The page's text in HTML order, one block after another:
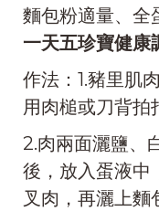
麵包粉適量、全
一天五珍寶健康
作法：1.豬里肌
用肉槌或刀背拍
2.肉兩面灑鹽、
後，放入蛋液中
叉肉，再灑上麵